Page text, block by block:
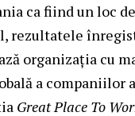
ca fiind un loc
rezultatele
organizația cu
a companiilor
Great Place To